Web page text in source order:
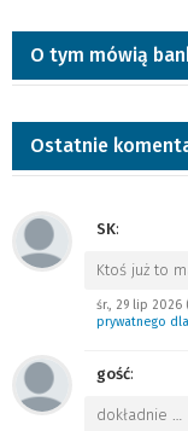
O tym mówią
Ostatnie
SK:
Ktoś już to
śr., 29 lip 2026
prywatnego
gość:
dokładnie …